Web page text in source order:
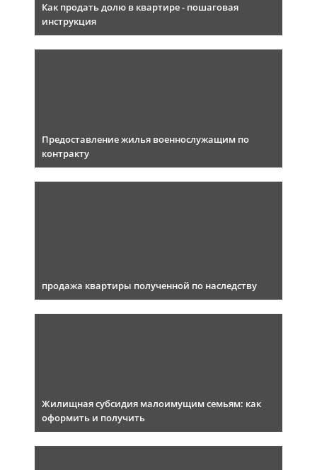
Как продать долю в квартире - пошаговая
инструкция
Предоставление жилья военнослужащим по
контракту
продажа квартиры полученной по наследству
Жилищная субсидия малоимущим семьям: как
оформить и получить